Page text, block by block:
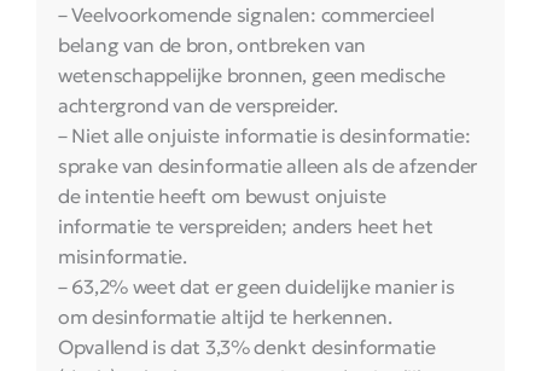
– Veelvoorkomende signalen: commercieel
belang van de bron, ontbreken van
wetenschappelijke bronnen, geen medische
achtergrond van de verspreider.
– Niet alle onjuiste informatie is desinformatie:
sprake van desinformatie alleen als de afzender
de intentie heeft om bewust onjuiste
informatie te verspreiden; anders heet het
misinformatie.
– 63,2% weet dat er geen duidelijke manier is
om desinformatie altijd te herkennen.
Opvallend is dat 3,3% denkt desinformatie